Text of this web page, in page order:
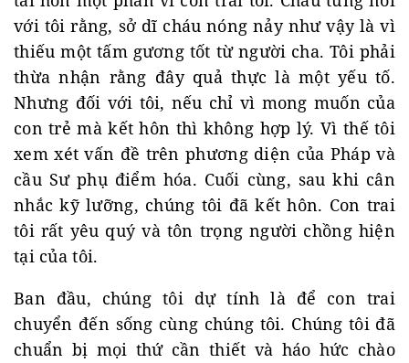
với tôi rằng, sở dĩ cháu nóng nảy như vậy là vì
thiếu một tấm gương tốt từ người cha. Tôi phải
thừa nhận rằng đây quả thực là một yếu tố.
Nhưng đối với tôi, nếu chỉ vì mong muốn của
con trẻ mà kết hôn thì không hợp lý. Vì thế tôi
xem xét vấn đề trên phương diện của Pháp và
cầu Sư phụ điểm hóa. Cuối cùng, sau khi cân
nhắc kỹ lưỡng, chúng tôi đã kết hôn. Con trai
tôi rất yêu quý và tôn trọng người chồng hiện
tại của tôi.
Ban đầu, chúng tôi dự tính là để con trai
chuyển đến sống cùng chúng tôi. Chúng tôi đã
chuẩn bị mọi thứ cần thiết và háo hức chào